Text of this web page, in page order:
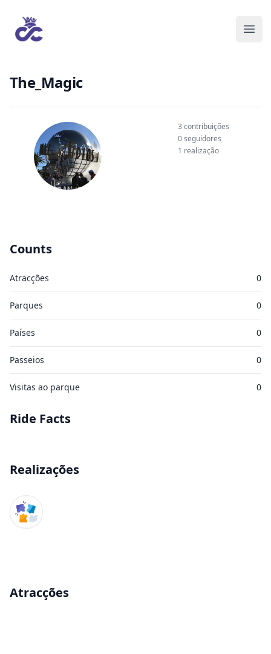
The_Magic
3 contribuições
0 seguidores
1 realização
Counts
Atracções 0
Parques 0
Países 0
Passeios 0
Visitas ao parque 0
Ride Facts
Realizações
Atracções